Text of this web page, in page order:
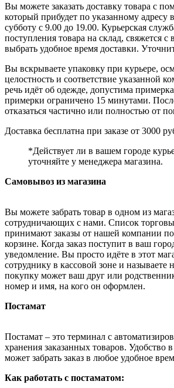
Вы можете заказать доставку товара с
который прибудет по указанному адресу
субботу с 9.00 до 19.00. Курьерская
поступления товара на склад, свяжется
выбрать удобное время доставки.
Вы вскрываете упаковку при курьере,
целостность и соответствие указанной
речь идёт об одежде, допустима
примерки ограничено 15 минутами.
отказаться частично или полностью от
Доставка бесплатна при заказе от 3000
*Действует ли в вашем городе
уточняйте у менеджера магазина.
Самовывоз из магазина
Вы можете забрать товар в одном из
сотрудничающих с нами. Список
принимают заказы от нашей компании
корзине. Когда заказ поступит в ваш
уведомление. Вы просто идёте в этот
сотруднику в кассовой зоне и называете
покупку может ваш друг или
номер и имя, на кого он оформлен.
Постамат
Постамат – это терминал с
хранения заказанных товаров. Удобство
может забрать заказ в любое удобное
Как работать с постаматом: